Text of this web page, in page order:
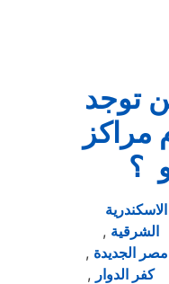
توجد
مراكز
؟
الاسكندرية
الشرقية ,
مصر الجديدة ,
كفر الدوار ,